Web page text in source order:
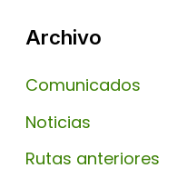
Archivo
Comunicados
Noticias
Rutas anteriores